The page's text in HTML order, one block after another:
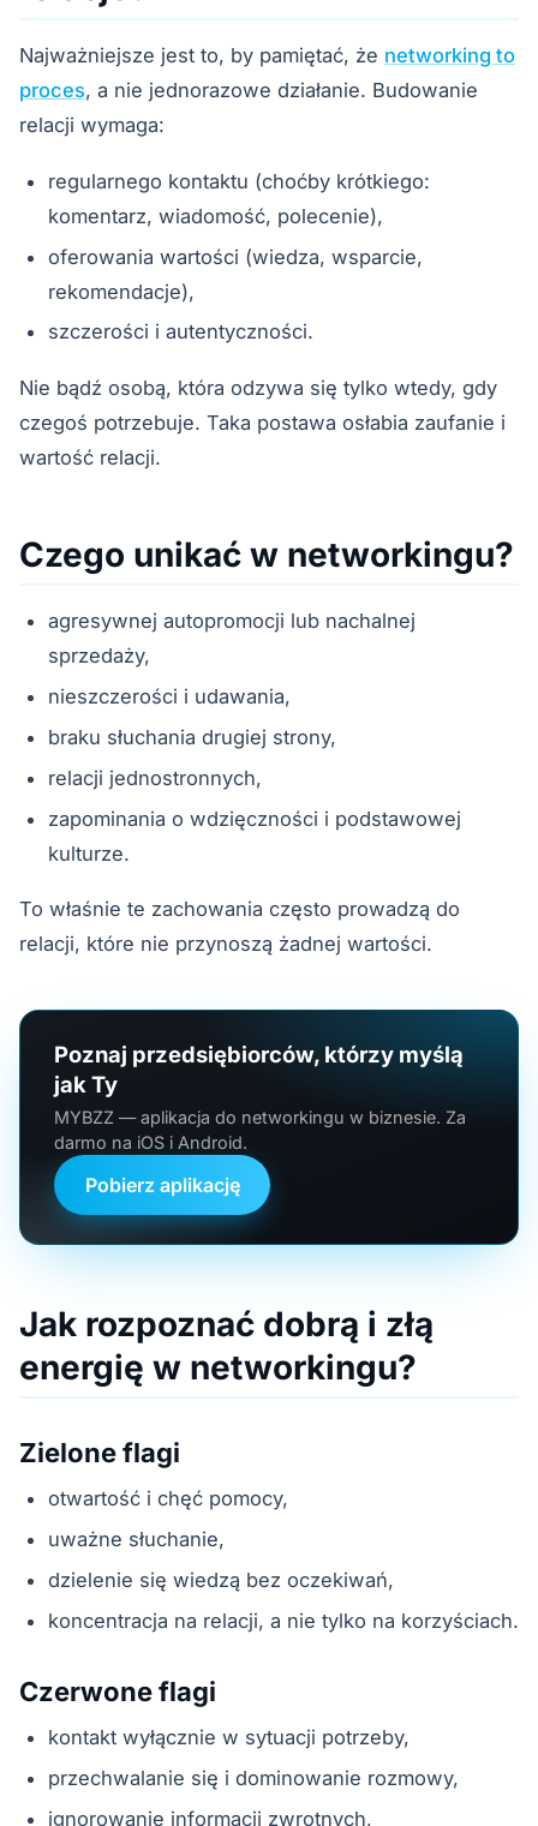
Najważniejsze jest to, by pamiętać, że networking to
proces, a nie jednorazowe działanie. Budowanie
relacji wymaga:
regularnego kontaktu (choćby krótkiego:
komentarz, wiadomość, polecenie),
oferowania wartości (wiedza, wsparcie,
rekomendacje),
szczerości i autentyczności.
Nie bądź osobą, która odzywa się tylko wtedy, gdy
czegoś potrzebuje. Taka postawa osłabia zaufanie i
wartość relacji.
Czego unikać w networkingu?
agresywnej autopromocji lub nachalnej
sprzedaży,
nieszczerości i udawania,
braku słuchania drugiej strony,
relacji jednostronnych,
zapominania o wdzięczności i podstawowej
kulturze.
To właśnie te zachowania często prowadzą do
relacji, które nie przynoszą żadnej wartości.
Poznaj przedsiębiorców, którzy myślą
jak Ty
MYBZZ — aplikacja do networkingu w biznesie. Za
darmo na iOS i Android.
Pobierz aplikację
Jak rozpoznać dobrą i złą
energię w networkingu?
Zielone flagi
otwartość i chęć pomocy,
uważne słuchanie,
dzielenie się wiedzą bez oczekiwań,
koncentracja na relacji, a nie tylko na korzyściach.
Czerwone flagi
kontakt wyłącznie w sytuacji potrzeby,
przechwalanie się i dominowanie rozmowy,
ignorowanie informacji zwrotnych,